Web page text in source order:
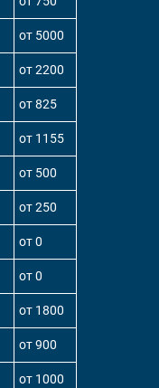
от 5000
от 2200
от 825
от 1155
от 500
от 250
от 0
от 0
от 1800
от 900
от 1000